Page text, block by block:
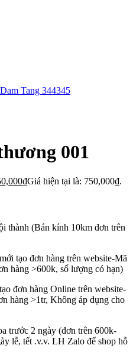
001
₫Giá hiện tại là: 750,000₫.
thành (Bán kính 10km đơn trên
tạo đơn hàng trên website-Mã
hàng >600k, số lượng có hạn)
đơn hàng Online trên website-
hàng >1tr, Không áp dụng cho
trước 2 ngày (đơn trên 600k-
lễ, tết .v.v. LH Zalo để shop hỗ